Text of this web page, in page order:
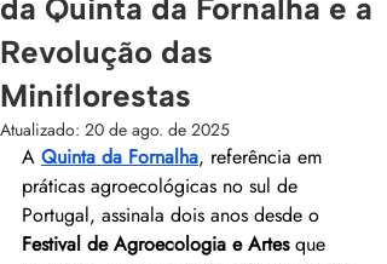
da Quinta da Fornalha e a
Revolução das
Miniflorestas
Atualizado: 20 de ago. de 2025
A Quinta da Fornalha, referência em
práticas agroecológicas no sul de
Portugal, assinala dois anos desde o
Festival de Agroecologia e Artes que